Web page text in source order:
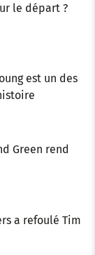
le départ ?
est un des
Green rend
a refoulé Tim